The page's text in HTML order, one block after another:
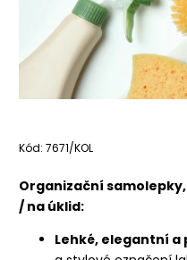
Kód: 7671/KOL
Organizační
/ na úklid:
Lehké, elegantní a